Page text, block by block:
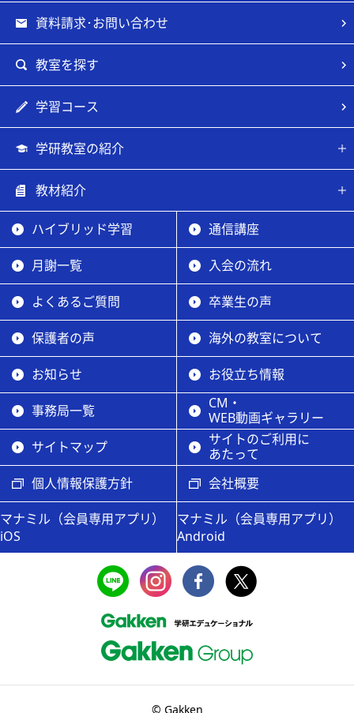
資料請求･お問い合わせ
教室を探す
学習コース
学研教室の紹介
教材紹介
ハイブリッド学習 通信講座
月謝一覧 入会の流れ
よくあるご質問 卒業生の声
保護者の声 海外の教室について
お知らせ お役立ち情報
事務局一覧
CM・
WEB動画ギャラリー
サイトマップ
サイトのご利用に
あたって
個人情報保護方針
会社概要
マナミル（会員専用アプリ）
iOS
マナミル（会員専用アプリ）
Android
© Gakken